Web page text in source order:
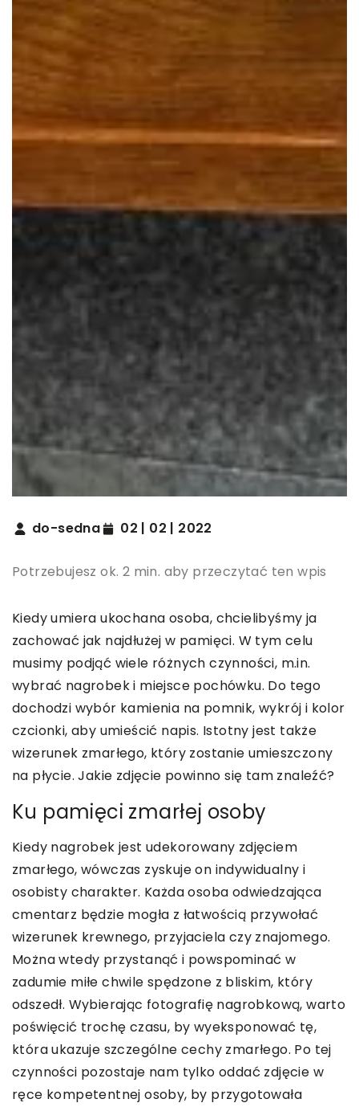
do-sedna 02 | 02 | 2022
Potrzebujesz ok. 2 min. aby przeczytać ten wpis
Kiedy umiera ukochana osoba, chcielibyśmy ja
zachować jak najdłużej w pamięci. W tym celu
musimy podjąć wiele różnych czynności, m.in.
wybrać nagrobek i miejsce pochówku. Do tego
dochodzi wybór kamienia na pomnik, wykrój i kolor
czcionki, aby umieścić napis. Istotny jest także
wizerunek zmarłego, który zostanie umieszczony
na płycie. Jakie zdjęcie powinno się tam znaleźć?
Ku pamięci zmarłej osoby
Kiedy nagrobek jest udekorowany zdjęciem
zmarłego, wówczas zyskuje on indywidualny i
osobisty charakter. Każda osoba odwiedzająca
cmentarz będzie mogła z łatwością przywołać
wizerunek krewnego, przyjaciela czy znajomego.
Można wtedy przystanąć i powspominać w
zadumie miłe chwile spędzone z bliskim, który
odszedł. Wybierając fotografię nagrobkową, warto
poświęcić trochę czasu, by wyeksponować tę,
która ukazuje szczególne cechy zmarłego. Po tej
czynności pozostaje nam tylko oddać zdjęcie w
ręce kompetentnej osoby, by przygotowała